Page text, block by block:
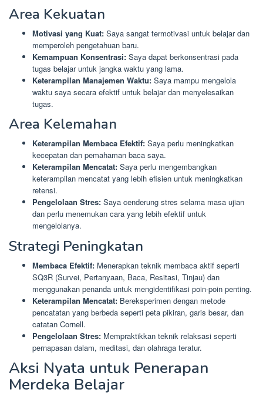
Area Kekuatan
Motivasi yang Kuat: Saya sangat termotivasi untuk belajar dan
memperoleh pengetahuan baru.
Kemampuan Konsentrasi: Saya dapat berkonsentrasi pada
tugas belajar untuk jangka waktu yang lama.
Keterampilan Manajemen Waktu: Saya mampu mengelola
waktu saya secara efektif untuk belajar dan menyelesaikan
tugas.
Area Kelemahan
Keterampilan Membaca Efektif: Saya perlu meningkatkan
kecepatan dan pemahaman baca saya.
Keterampilan Mencatat: Saya perlu mengembangkan
keterampilan mencatat yang lebih efisien untuk meningkatkan
retensi.
Pengelolaan Stres: Saya cenderung stres selama masa ujian
dan perlu menemukan cara yang lebih efektif untuk
mengelolanya.
Strategi Peningkatan
Membaca Efektif: Menerapkan teknik membaca aktif seperti
SQ3R (Survei, Pertanyaan, Baca, Resitasi, Tinjau) dan
menggunakan penanda untuk mengidentifikasi poin-poin penting.
Keterampilan Mencatat: Bereksperimen dengan metode
pencatatan yang berbeda seperti peta pikiran, garis besar, dan
catatan Cornell.
Pengelolaan Stres: Mempraktikkan teknik relaksasi seperti
pernapasan dalam, meditasi, dan olahraga teratur.
Aksi Nyata untuk Penerapan
Merdeka Belajar